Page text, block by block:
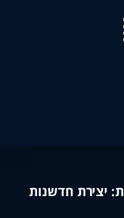
חדשנות